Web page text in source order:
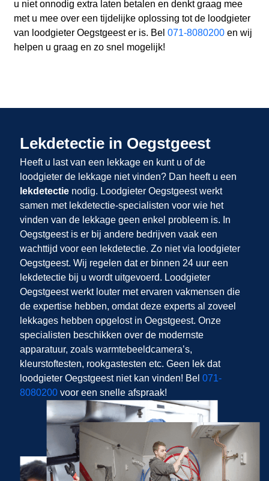
u niet onnodig extra laten betalen en denkt graag mee
met u mee over een tijdelijke oplossing tot de loodgieter
van loodgieter Oegstgeest er is. Bel 071-8080200en wij
helpen u graag en zo snel mogelijk!
Lekdetectie in Oegstgeest
Heeft u last van een lekkage en kunt u of de
loodgieter de lekkage niet vinden? Dan heeft u een
lekdetectienodig. Loodgieter Oegstgeest werkt
samen met lekdetectie-specialisten voor wie het
vinden van de lekkage geen enkel probleem is. In
Oegstgeest is er bij andere bedrijven vaak een
wachttijd voor een lekdetectie. Zo niet via loodgieter
Oegstgeest. Wij regelen dat er binnen 24 uur een
lekdetectie bij u wordt uitgevoerd. Loodgieter
Oegstgeest werkt louter met ervaren vakmensen die
de expertise hebben, omdat deze experts al zoveel
lekkages hebben opgelost in Oegstgeest. Onze
specialisten beschikken over de modernste
apparatuur, zoals warmtebeeldcamera’s,
kleurstoftesten, rookgastesten etc. Geen lek dat
loodgieter Oegstgeest niet kan vinden! Bel 071-
8080200voor een snelle afspraak!